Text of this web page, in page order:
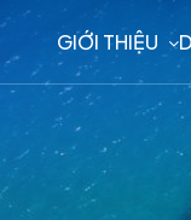
GIỚI THIỆU